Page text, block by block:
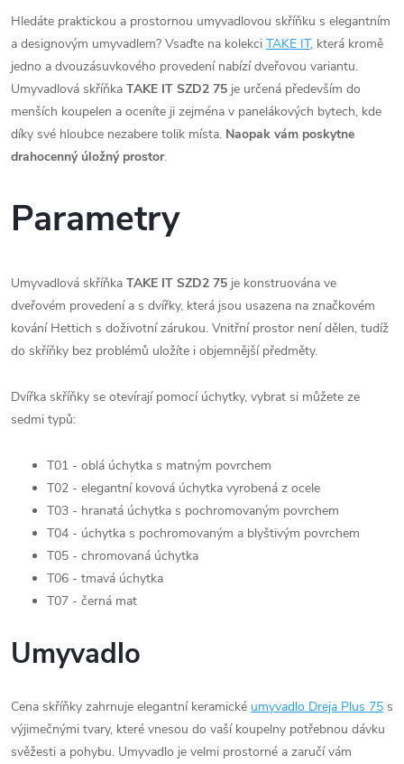
Hledáte praktickou a prostornou umyvadlovou skříňku s elegantním
a designovým umyvadlem? Vsaďte na kolekci TAKE IT, která kromě
jedno a dvouzásuvkového provedení nabízí dveřovou variantu.
Umyvadlová skříňka TAKE IT SZD2 75 je určená především do
menších koupelen a oceníte ji zejména v panelákových bytech, kde
díky své hloubce nezabere tolik místa. Naopak vám poskytne
drahocenný úložný prostor.
Parametry
Umyvadlová skříňka TAKE IT SZD2 75 je konstruována ve
dveřovém provedení a s dvířky, která jsou usazena na značkovém
kování Hettich s doživotní zárukou. Vnitřní prostor není dělen, tudíž
do skříňky bez problémů uložíte i objemnější předměty.
Dvířka skříňky se otevírají pomocí úchytky, vybrat si můžete ze
sedmi typů:
T01 - oblá úchytka s matným povrchem
T02 - elegantní kovová úchytka vyrobená z ocele
T03 - hranatá úchytka s pochromovaným povrchem
T04 - úchytka s pochromovaným a blyštivým povrchem
T05 - chromovaná úchytka
T06 - tmavá úchytka
T07 - černá mat
Umyvadlo
Cena skříňky zahrnuje elegantní keramické umyvadlo Dreja Plus 75 s
výjimečnými tvary, které vnesou do vaší koupelny potřebnou dávku
svěžesti a pohybu. Umyvadlo je velmi prostorné a zaručí vám